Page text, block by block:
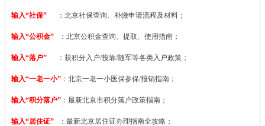
输入“社保” ：北京社保查询、补缴申请流程及材料；
输入“公积金” ：北京公积金查询、提取、使用指南；
输入“落户” ：获积分入户/投靠/随军等各类入户政策；
输入“一老一小” ：北京一老一小医保参保/报销指南；
输入“积分落户” ：最新北京市积分落户政策指南；
输入“居住证” ：最新北京居住证办理指南全攻略；